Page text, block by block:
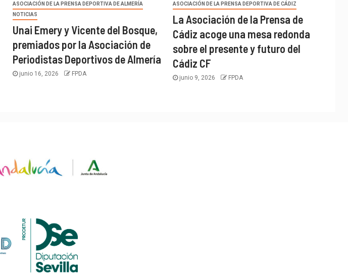
ASOCIACIÓN DE LA PRENSA DEPORTIVA DE ALMERÍA
NOTICIAS
Unai Emery y Vicente del Bosque,
premiados por la Asociación de
Periodistas Deportivos de Almería
junio 16, 2026 FPDA
ASOCIACIÓN DE LA PRENSA DEPORTIVA DE CÁDIZ
La Asociación de la Prensa de
Cádiz acoge una mesa redonda
sobre el presente y futuro del
Cádiz CF
junio 9, 2026 FPDA